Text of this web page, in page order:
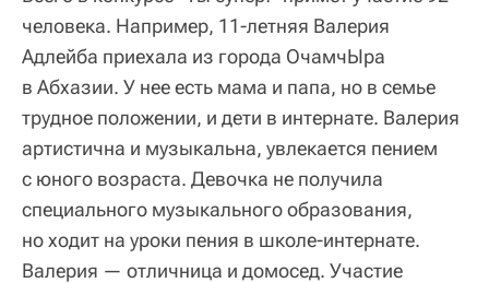
человека. Например, 11-летняя Валерия
Адлейба приехала из города ОчамчЫра
в Абхазии. У нее есть мама и папа, но в семье
трудное положении, и дети в интернате. Валерия
артистична и музыкальна, увлекается пением
с юного возраста. Девочка не получила
специального музыкального образования,
но ходит на уроки пения в школе-интернате.
Валерия — отличница и домосед. Участие